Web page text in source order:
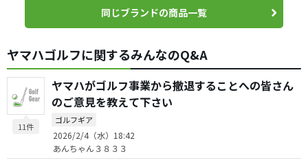
同じブランドの商品一覧
ヤマハゴルフに関するみんなのQ&A
11件
ヤマハがゴルフ事業から撤退することへの皆さん
のご意見を教えて下さい
ゴルフギア
2026/2/4（水）18:42
あんちゃん３８３３